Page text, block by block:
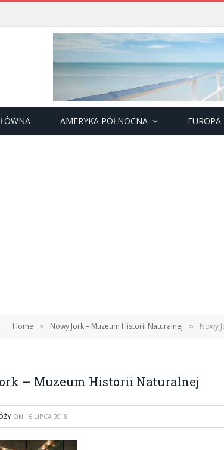
AMERYKA PÓŁNOCNA EUROPA
Home » Nowy Jork – Muzeum Historii Naturalnej » Nowy
– Muzeum Historii Naturalnej
ON 16 LIPCA 2018